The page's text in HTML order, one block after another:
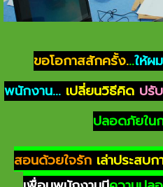
ขอโอกาสสักครั้ง...ให้ผ
พนักงาน... เปลี่ยนวิธีคิด ปรั
ปลอดภัยใน
สอนด้วยใจรัก เล่าประสบ